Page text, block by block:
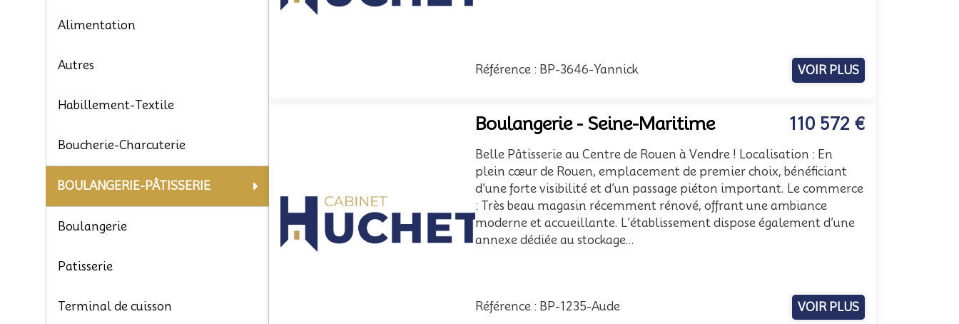
Alimentation
Autres
Habillement-Textile
Boucherie-Charcuterie
BOULANGERIE-PÂTISSERIE
Boulangerie
Patisserie
Terminal de cuisson
Référence : BP-3646-Yannick VOIR PLUS
Boulangerie - Seine-Maritime 110 572 €
Belle Pâtisserie au Centre de Rouen à Vendre ! Localisation : En
plein cœur de Rouen, emplacement de premier choix, bénéficiant
d’une forte visibilité et d’un passage piéton important. Le commerce
: Très beau magasin récemment rénové, offrant une ambiance
moderne et accueillante. L’établissement dispose également d’une
annexe dédiée au stockage...
Référence : BP-1235-Aude VOIR PLUS